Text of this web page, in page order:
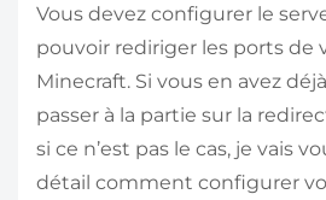
Vous devez configurer le
pouvoir rediriger les ports de
Minecraft. Si vous en avez
passer à la partie sur la
si ce n’est pas le cas, je vais
détail comment configurer